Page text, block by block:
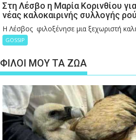
Στη Λέσβο η Μαρία Κορινθίου
νέας καλοκαιρινής συλλογής
Η Λέσβος φιλοξένησε μια ξεχωριστή
GOSSIP
ΦΙΛΟΙ ΜΟΥ ΤΑ ΖΩΑ